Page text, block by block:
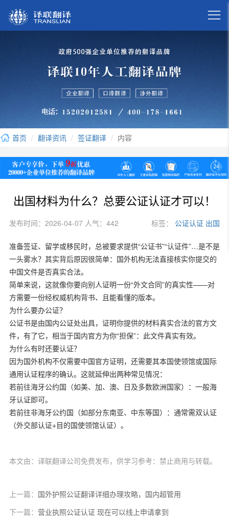

首页 翻译资讯 签证翻译 内容
出国材料为什么？总要公证认证才可以！
发布时间：2026-04-07 人气：442 标签： 公证认证 出国
准备签证、留学或移民时，总被要求提供“公证书”“认证件”…是不是
一头雾水？其实背后原因很简单：国外机构无法直接核实你提交的
中国文件是否真实合法。
简单来说，这就像你要向别人证明一份“外文合同”的真实性——对
方需要一份经权威机构背书、且能看懂的版本。
为什么要办公证？
公证书是由国内公证处出具，证明你提供的材料真实合法的官方文
件，有了它，相当于国内官方为你“担保”：此文件真实有效。
为什么有时还要认证？
因为国外机构不仅需要中国官方证明，还需要其本国使领馆或国际
通用认证程序的确认。这就延伸出两种常见情况：
若前往海牙公约国（如美、加、澳、日及多数欧洲国家）：一般海
牙认证即可。
若前往非海牙公约国（如部分东南亚、中东等国）：通常需双认证
（外交部认证+目的国使领馆认证）。
本文由：译联翻译公司免费发布，供学习参考：禁止商用与转载。
上一篇： 国外护照公证翻译详细办理攻略，国内超管用
下一篇： 营业执照公证认证 现在可以线上申请拿到